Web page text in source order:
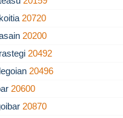
20720
20200
20492
20496
20600
20870